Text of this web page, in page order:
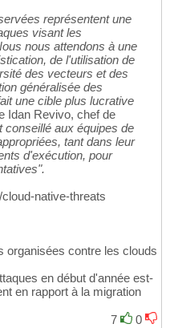
représentent une
visant les
nous attendons à une
de l'utilisation de
des vecteurs et des
généralisée des
une cible plus lucrative
Idan Revivo, chef de
conseillé aux équipes de
tant dans leur
d'exécution, pour
native-threats
organisées contre les clouds
en début d'année est-
en rapport à la migration
7
0